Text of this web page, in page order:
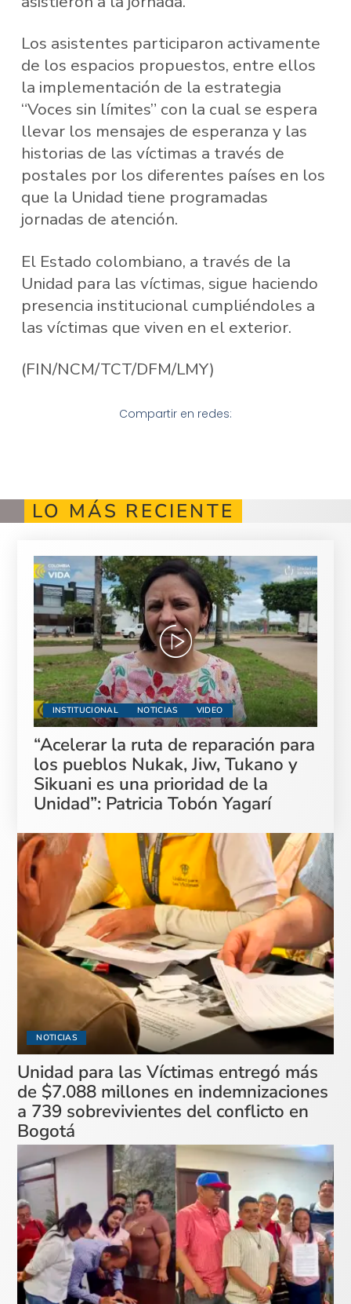
Los asistentes participaron activamente
de los espacios propuestos, entre ellos
la implementación de la estrategia
“Voces sin límites” con la cual se espera
llevar los mensajes de esperanza y las
historias de las víctimas a través de
postales por los diferentes países en los
que la Unidad tiene programadas
jornadas de atención.
El Estado colombiano, a través de la
Unidad para las víctimas, sigue haciendo
presencia institucional cumpliéndoles a
las víctimas que viven en el exterior.
(FIN/NCM/TCT/DFM/LMY)
Compartir en redes:
LO MÁS RECIENTE
INSTITUCIONAL NOTICIAS VIDEO
“Acelerar la ruta de reparación para
los pueblos Nukak, Jiw, Tukano y
Sikuani es una prioridad de la
Unidad”: Patricia Tobón Yagarí
NOTICIAS
Unidad para las Víctimas entregó más
de $7.088 millones en indemnizaciones
a 739 sobrevivientes del conflicto en
Bogotá